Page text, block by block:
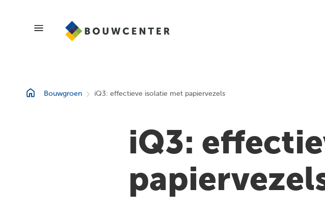
Blogs
Bouwgroen iQ3: effectieve isolatie met papiervezels
iQ3: